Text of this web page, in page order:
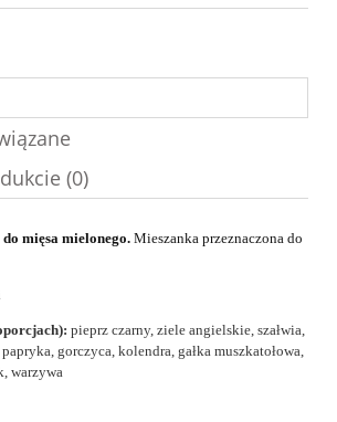
(0)
mięsa mielonego. Mieszanka przeznaczona do
pieprz czarny, ziele angielskie, szałwia,
gorczyca, kolendra, gałka muszkatołowa,
warzywa